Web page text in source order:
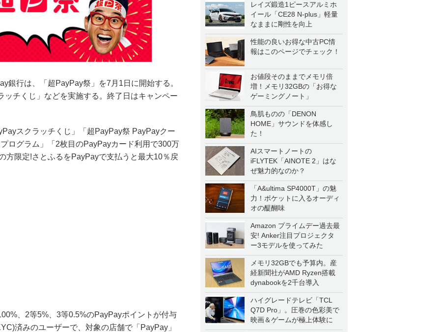
レイズ鍛造1ピースアルミホ
イール「CE28 N-plus」軽量
なままに剛性を向上
性能の良いお得な中古PC情
報はこのページでチェック！
お値段そのままでメモリ倍
増！メモリ32GBの「お得な
ゲーミングノート」
鳥肌ものの「DENON
HOME」サウンドを体感し
た！
AIスマートノートの
iFLYTEK「AINOTE 2」はな
ぜ魅力的なのか？
「A&ultima SP4000T」の魅
力！ポケットに入るオーディ
オの醍醐味
Amazon プライムデー過去最
安! Anker注目プロジェクタ
ー3モデルを使ってみた
メモリ32GBでも予算内。産
経新聞社がAMD Ryzen搭載
dynabookを2千台導入
ハイグレードテレビ「TCL
Q7D Pro」。圧巻の色彩美で
映画＆ゲームが極上体験に
銀行は、「超PayPay祭」を7月1日に開始する。
ッチくじ」などを実施する。終了日はキャンペー
スクラッチくじ」「超PayPay祭 PayPayクー
ログラム」「2枚目のPayPayカード利用で300万
方限定!さとふるをPayPayで支払うと最大10％戻
、2等5%、3等0.5%のPayPayポイントが付与
済みのユーザーで、対象の店舗で「PayPay」